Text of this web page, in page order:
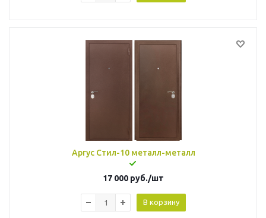
Аргус Стил-10 металл-металл
17 000 руб./шт
В корзину